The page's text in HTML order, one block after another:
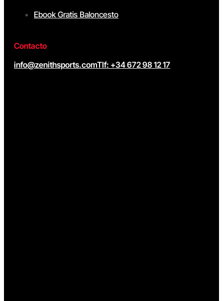
Ebook Gratis Baloncesto
Contacto
info@zenithsports.comTlf: +34 672 98 12 17